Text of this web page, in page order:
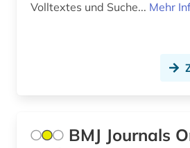
immunologie (1)
informatik (4)
Volltextes und Suche... Mehr
BMJ Journals